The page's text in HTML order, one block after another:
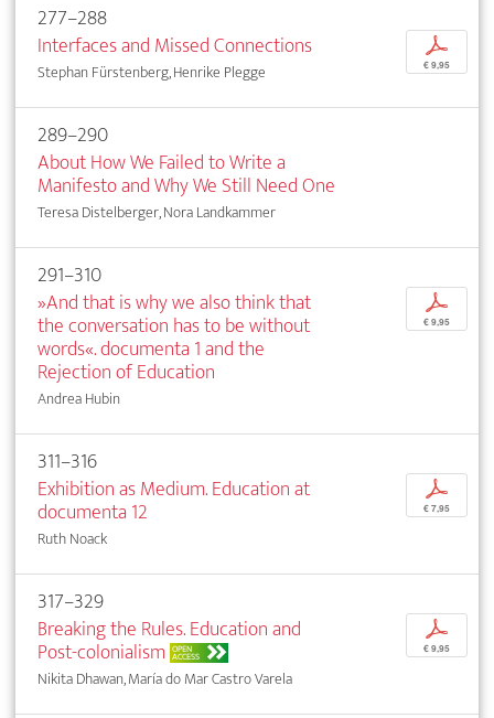
277–288
Interfaces and Missed Connections
Stephan Fürstenberg, Henrike Plegge
p
€ 9,95
289–290
About How We Failed to Write a
Manifesto and Why We Still Need One
Teresa Distelberger, Nora Landkammer
291–310
»And that is why we also think that
the conversation has to be without
words«. documenta 1 and the
Rejection of Education
Andrea Hubin
p
€ 9,95
311–316
Exhibition as Medium. Education at
documenta 12
Ruth Noack
p
€ 7,95
317–329
Breaking the Rules. Education and
Post-colonialism OPEN
ACCESS
Nikita Dhawan, María do Mar Castro Varela
p
€ 9,95